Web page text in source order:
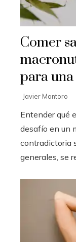
Comer
para
Javier Montoro
Entender qué
desafío en un
contradictoria
generales, se